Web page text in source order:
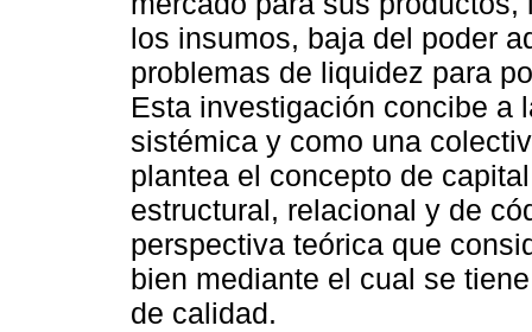
los insumos, baja del poder
problemas de liquidez para
Esta investigación concibe a
sistémica y como una
plantea el concepto de
estructural, relacional y de
perspectiva teórica que
bien mediante el cual se
de calidad.